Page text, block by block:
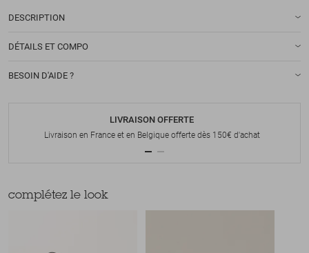
DESCRIPTION
DÉTAILS ET COMPO
BESOIN D'AIDE ?
LIVRAISON OFFERTE
Livraison en France et en Belgique offerte dès 150€ d'achat
complétez le look